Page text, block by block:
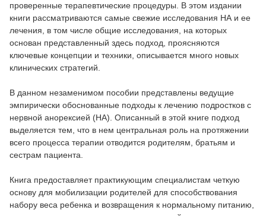
проверенные терапевтические процедуры. В этом издании
книги рассматриваются самые свежие исследования НА и ее
лечения, в том числе общие исследования, на которых
основан представленный здесь подход, проясняются
ключевые концепции и техники, описывается много новых
клинических стратегий.
В данном незаменимом пособии представлены ведущие
эмпирически обоснованные подходы к лечению подростков с
нервной анорексией (НА). Описанный в этой книге подход
выделяется тем, что в нем центральная роль на протяжении
всего процесса терапии отводится родителям, братьям и
сестрам пациента.
Книга предоставляет практикующим специалистам четкую
основу для мобилизации родителей для способствования
набору веса ребенка и возвращения к нормальному питанию,